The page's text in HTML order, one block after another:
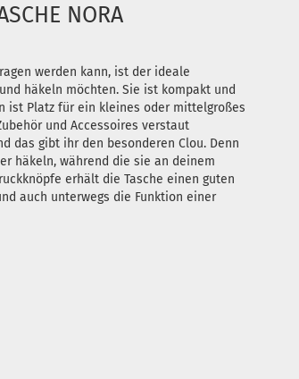
NORA
werden kann, ist der ideale
häkeln möchten. Sie ist kompakt und
ist Platz für ein kleines oder mittelgroßes
und Accessoires verstaut
das gibt ihr den besonderen Clou. Denn
häkeln, während die sie an deinem
erhält die Tasche einen guten
auch unterwegs die Funktion einer